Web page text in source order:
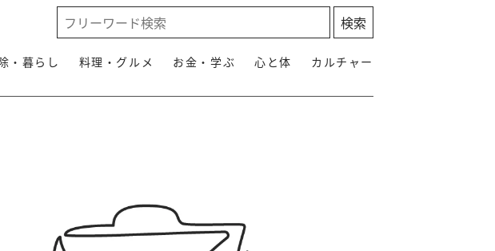
・暮らし 料理・グルメ お金・学ぶ 心と体 カルチャー